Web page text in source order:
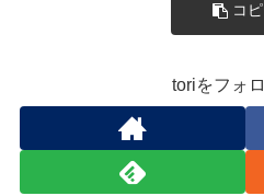
コ
toriをフォ